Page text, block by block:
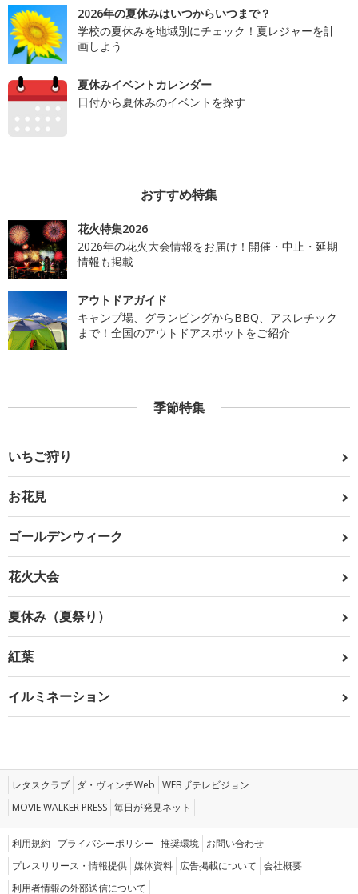
2026年の夏休みはいつからいつまで？
学校の夏休みを地域別にチェック！夏レジャーを計
画しよう
夏休みイベントカレンダー
日付から夏休みのイベントを探す
おすすめ特集
花火特集2026
2026年の花火大会情報をお届け！開催・中止・延期
情報も掲載
アウトドアガイド
キャンプ場、グランピングからBBQ、アスレチック
まで！全国のアウトドアスポットをご紹介
季節特集
いちご狩り
お花見
ゴールデンウィーク
花火大会
夏休み（夏祭り）
紅葉
イルミネーション
レタスクラブ ダ・ヴィンチWeb WEBザテレビジョン
MOVIE WALKER PRESS 毎日が発見ネット
利用規約 プライバシーポリシー 推奨環境 お問い合わせ
プレスリリース・情報提供 媒体資料 広告掲載について 会社概要
利用者情報の外部送信について